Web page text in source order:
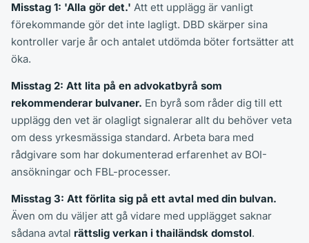
Misstag 1: 'Alla gör det.' Att ett upplägg är vanligt
förekommande gör det inte lagligt. DBD skärper sina
kontroller varje år och antalet utdömda böter fortsätter att
öka.
Misstag 2: Att lita på en advokatbyrå som
rekommenderar bulvaner. En byrå som råder dig till ett
upplägg den vet är olagligt signalerar allt du behöver veta
om dess yrkesmässiga standard. Arbeta bara med
rådgivare som har dokumenterad erfarenhet av BOI-
ansökningar och FBL-processer.
Misstag 3: Att förlita sig på ett avtal med din bulvan.
Även om du väljer att gå vidare med upplägget saknar
sådana avtal rättslig verkan i thailändsk domstol.